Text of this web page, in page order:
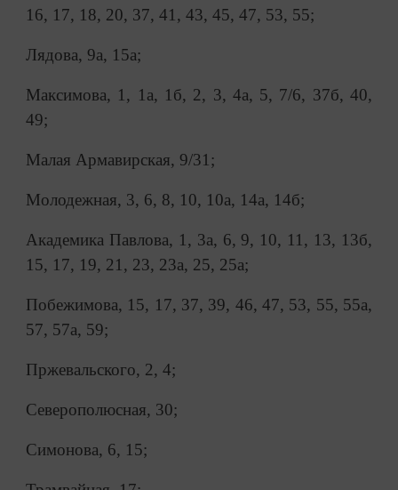
16, 17, 18, 20, 37, 41, 43, 45, 47, 53, 55;
Лядова, 9а, 15а;
Максимова, 1, 1а, 1б, 2, 3, 4а, 5, 7/6, 37б, 40,
49;
Малая Армавирская, 9/31;
Молодежная, 3, 6, 8, 10, 10а, 14а, 14б;
Академика Павлова, 1, 3а, 6, 9, 10, 11, 13, 13б,
15, 17, 19, 21, 23, 23а, 25, 25а;
Побежимова, 15, 17, 37, 39, 46, 47, 53, 55, 55а,
57, 57а, 59;
Пржевальского, 2, 4;
Северополюсная, 30;
Симонова, 6, 15;